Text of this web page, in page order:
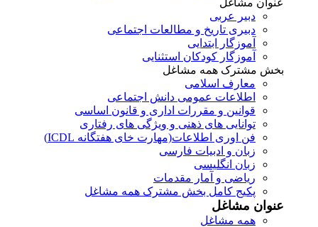
دبير عربی
دبیری تاریخ و مطالعات اجتماعی
آموزگار ابتدایی
آموزگار کودکان استثنایی
بخش مشترک همه مشاغل
معارف اسلامی
اطلاعات عمومی دانش اجتماعی
قوانین و مقررات اداری و قانون اساسی
توانایی های ذهنی و ویژگی های رفتاری
فن اوری اطلاعات(مهارت خای هفتگانه ICDL)
زبان و ادبیات فارسی
زبان انگلیسی
ریاضی و آمار مقدمات
پکیج کامل بخش مشترک همه مشاغل
عنوان مشاغل
همه مشاغل